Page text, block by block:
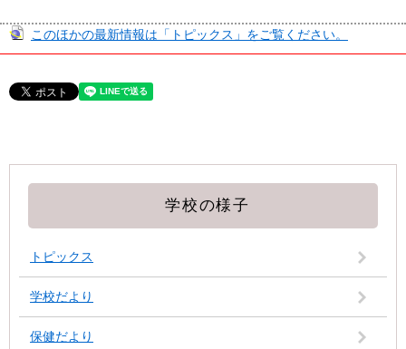
このほかの最新情報は「トピックス」をご覧ください。
学校の様子
トピックス
学校だより
保健だより